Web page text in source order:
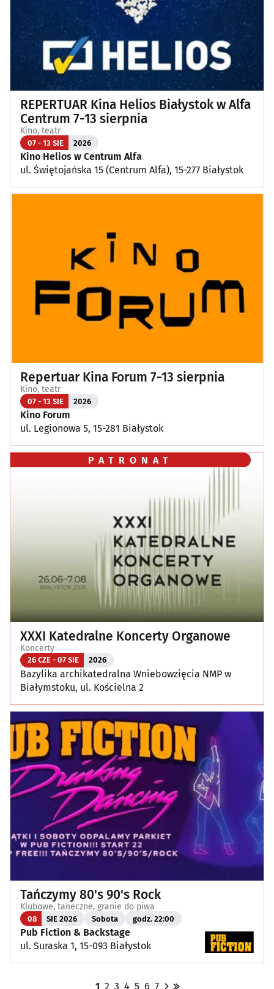
REPERTUAR Kina Helios Białystok w Alfa
Centrum 7-13 sierpnia
Kino, teatr
07 - 13 SIE 2026
Kino Helios w Centrum Alfa
ul. Świętojańska 15 (Centrum Alfa), 15-277 Białystok
Repertuar Kina Forum 7-13 sierpnia
Kino, teatr
07 - 13 SIE 2026
Kino Forum
ul. Legionowa 5, 15-281 Białystok
PATRONAT
XXXI Katedralne Koncerty Organowe
Koncerty
26 CZE - 07 SIE 2026
Bazylika archikatedralna Wniebowzięcia NMP w
Białymstoku, ul. Kościelna 2
Tańczymy 80's 90's Rock
Klubowe, taneczne, granie do piwa
08 SIE 2026 Sobota godz. 22:00
Pub Fiction & Backstage
ul. Suraska 1, 15-093 Białystok
1 2 3 4 5 6 7